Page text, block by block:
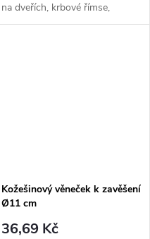
na dveřích, krbové římse,
zakomponovaný na sváteční
Kožešinový věneček k zavěšení
Ø11 cm
36,69 Kč